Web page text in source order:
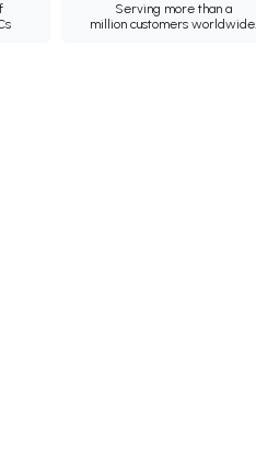
Serving more than a
million customers worldwide.